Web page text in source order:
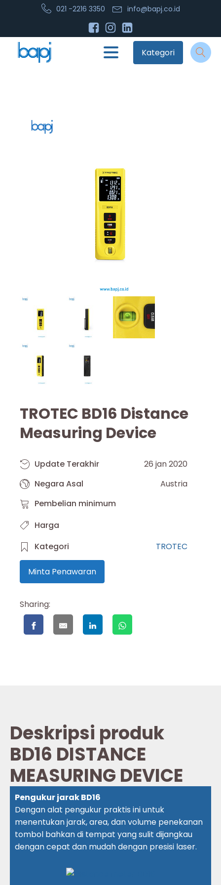
021 -2216 3350 info@bapj.co.id
Kategori
TROTEC BD16 Distance
Measuring Device
Update Terakhir
26 jan 2020
Negara Asal
Austria
Pembelian minimum
Harga
Kategori
TROTEC
Minta Penawaran
Sharing:
Deskripsi produk
BD16 DISTANCE
MEASURING DEVICE
Pengukur jarak BD16
Dengan alat pengukur praktis ini untuk
menentukan jarak, area, dan volume penekanan
tombol bahkan di tempat yang sulit dijangkau
dengan cepat dan mudah dengan presisi laser.